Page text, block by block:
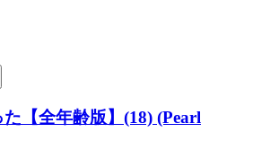
【全年齢版】(18) (Pearl